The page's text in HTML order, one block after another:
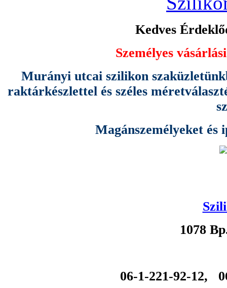
Kedves
Személyes
Murányi utcai szilikon
raktárkészlettel és széles
Magánszemélyeket és
1078
06-1-221-92-12,